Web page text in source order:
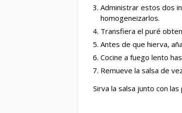
Administrar estos dos
homogeneizarlos.
Transfiera el puré
Antes de que hierva,
Cocine a fuego lento
Remueve la salsa de
Sirva la salsa junto con